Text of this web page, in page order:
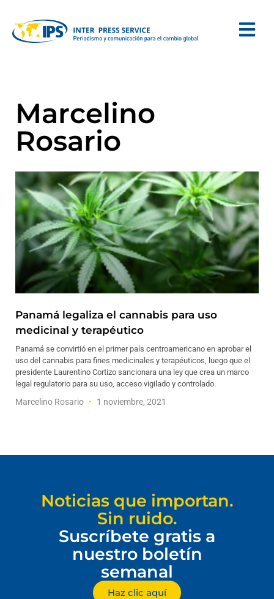
Marcelino
Rosario
Panamá legaliza el cannabis para uso
medicinal y terapéutico
Panamá se convirtió en el primer país centroamericano en aprobar el
uso del cannabis para fines medicinales y terapéuticos, luego que el
presidente Laurentino Cortizo sancionara una ley que crea un marco
legal regulatorio para su uso, acceso vigilado y controlado.
Marcelino Rosario 1 noviembre, 2021
Noticias que importan.
Sin ruido.
Suscríbete gratis a
nuestro boletín
semanal
Haz clic aquí